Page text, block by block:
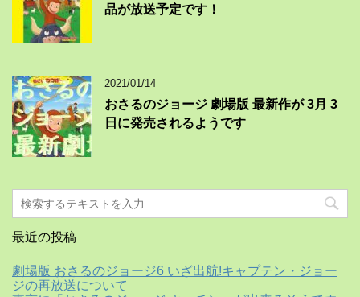
品が放送予定です！
2021/01/14
おさるのジョージ 劇場版 最新作が 3月 3
日に発売されるようです
最近の投稿
劇場版 おさるのジョージ6 いざ出航!キャプテン・ジョー
ジの再放送について